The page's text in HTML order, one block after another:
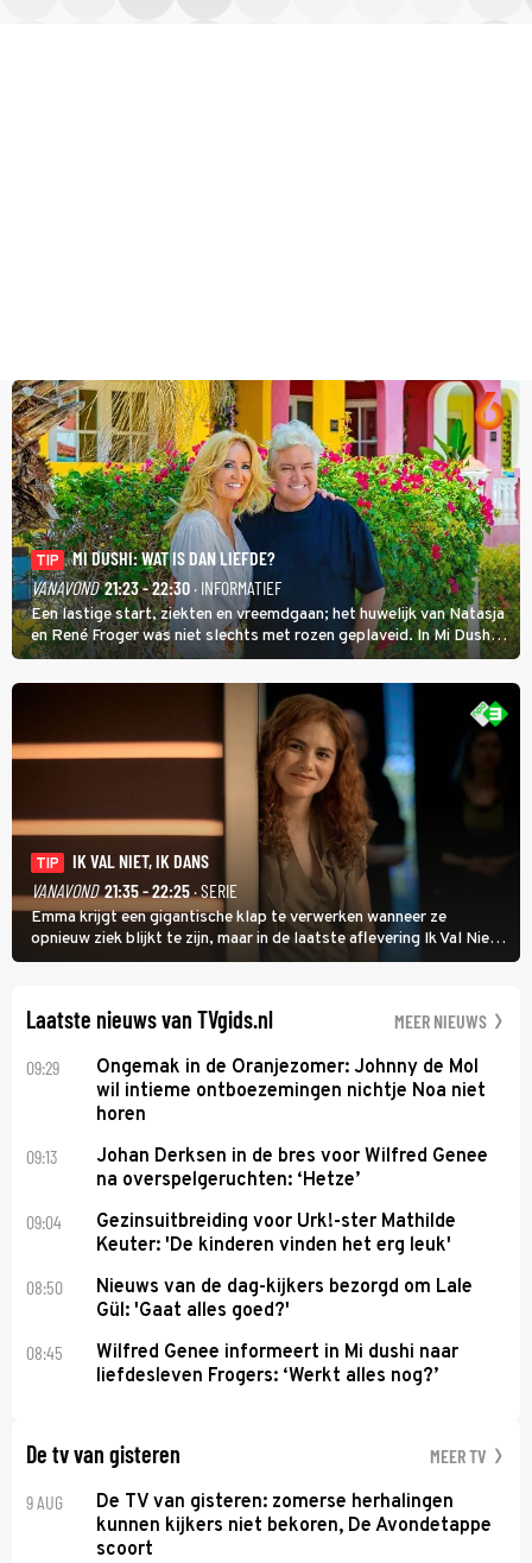
TIP
MI DUSHI: WAT IS DAN LIEFDE?
VANAVOND 21:23 - 22:30 · INFORMATIEF
Een lastige start, ziekten en vreemdgaan; het huwelijk van Natasja
en René Froger was niet slechts met rozen geplaveid. In Mi Dushi:
Wat Is Dan Liefde? neemt Wilfred Genee het showbizzkoppel mee
uit vissen om het over de liefde te hebben.
TIP
IK VAL NIET, IK DANS
VANAVOND 21:35 - 22:25· SERIE
Emma krijgt een gigantische klap te verwerken wanneer ze
opnieuw ziek blijkt te zijn, maar in de laatste aflevering Ik Val Niet,
Ik Dans laat ze zien dat ze niet van plan is op te geven, zelfs als ze
Laatste nieuws van TVgids.nl MEER NIEUWS
09:29
Ongemak in de Oranjezomer: Johnny de Mol
wil intieme ontboezemingen nichtje Noa niet
horen
09:13
Johan Derksen in de bres voor Wilfred Genee
na overspelgeruchten: ‘Hetze’
09:04
Gezinsuitbreiding voor Urk!-ster Mathilde
Keuter: 'De kinderen vinden het erg leuk'
08:50
Nieuws van de dag-kijkers bezorgd om Lale
Gül: 'Gaat alles goed?'
08:45
Wilfred Genee informeert in Mi dushi naar
liefdesleven Frogers: ‘Werkt alles nog?’
De tv van gisteren MEER TV
9 AUG
De TV van gisteren: zomerse herhalingen
kunnen kijkers niet bekoren, De Avondetappe
scoort